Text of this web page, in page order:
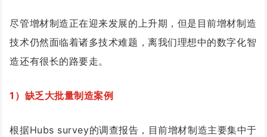
尽管增材制造正在迎来发展的上升期，但是目前增材制造
技术仍然面临着诸多技术难题，离我们理想中的数字化智
造还有很长的路要走。
1）缺乏大批量制造案例
根据Hubs survey的调查报告，目前增材制造主要集中于